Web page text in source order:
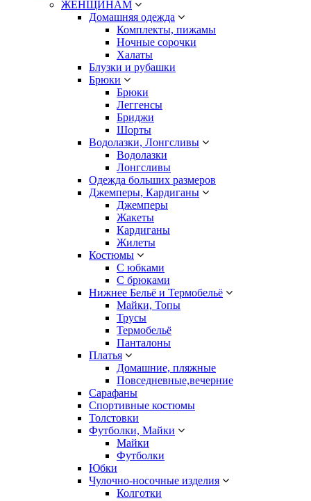
ЖЕНЩИНАМ
Домашняя одежда
Комплекты, пижамы
Ночные сорочки
Халаты
Блузки и рубашки
Брюки
Брюки
Леггенсы
Бриджи
Шорты
Водолазки, Лонгсливы
Водолазки
Лонгсливы
Одежда больших размеров
Джемперы, Кардиганы
Джемперы
Жакеты
Кардиганы
Жилеты
Костюмы
С юбками
С брюками
Нижнее Бельё и Термобельё
Майки, Топы
Трусы
Термобельё
Панталоны
Платья
Домашние, пляжные
Повседневные,вечерние
Сарафаны
Спортивные костюмы
Толстовки
Футболки, Майки
Майки
Футболки
Юбки
Чулочно-носочные изделия
Колготки